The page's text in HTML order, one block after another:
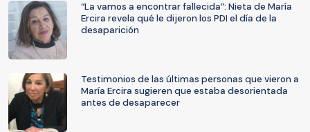
“La vamos a encontrar fallecida”: Nieta de María
Ercira revela qué le dijeron los PDI el día de la
desaparición
Testimonios de las últimas personas que vieron a
María Ercira sugieren que estaba desorientada
antes de desaparecer